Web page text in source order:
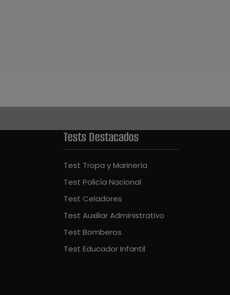
Tests Destacados
Test Tropa y Marinería
Test Policía Nacional
Test Celadores
Test Auxiliar Administrativo
Test Bomberos
Test Educador Infantil